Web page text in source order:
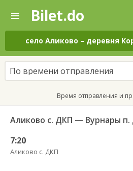
—
Поиск
и
покупка
билетов
на
автобус
онлайн
Bilet.do
село Аликово – деревня
По времени отправления
Время отправления и
Аликово с. ДКП — Вурнары п.
7:20
Аликово с. ДКП